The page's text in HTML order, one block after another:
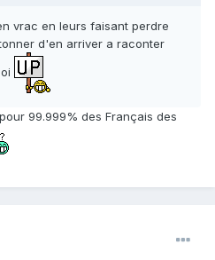
vrac en leurs faisant perdre
d'en arriver a raconter
99.999% des Français des